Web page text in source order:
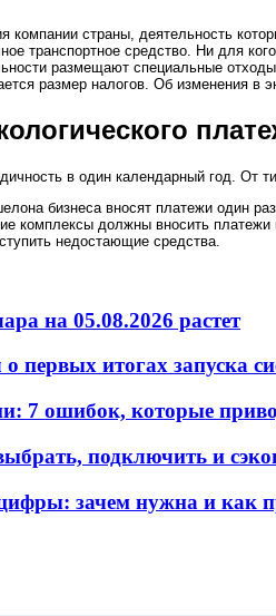
компании страны, деятельность
транспортное средство. Ни для
размещают специальные
размер налогов. Об изменения в
в один календарный год. От
бизнеса вносят платежи один
комплексы должны вносить
недостающие средства.
на 05.08.2026 растет
первых итогах запуска
7 ошибок, которые
подключить и
зачем нужна и как